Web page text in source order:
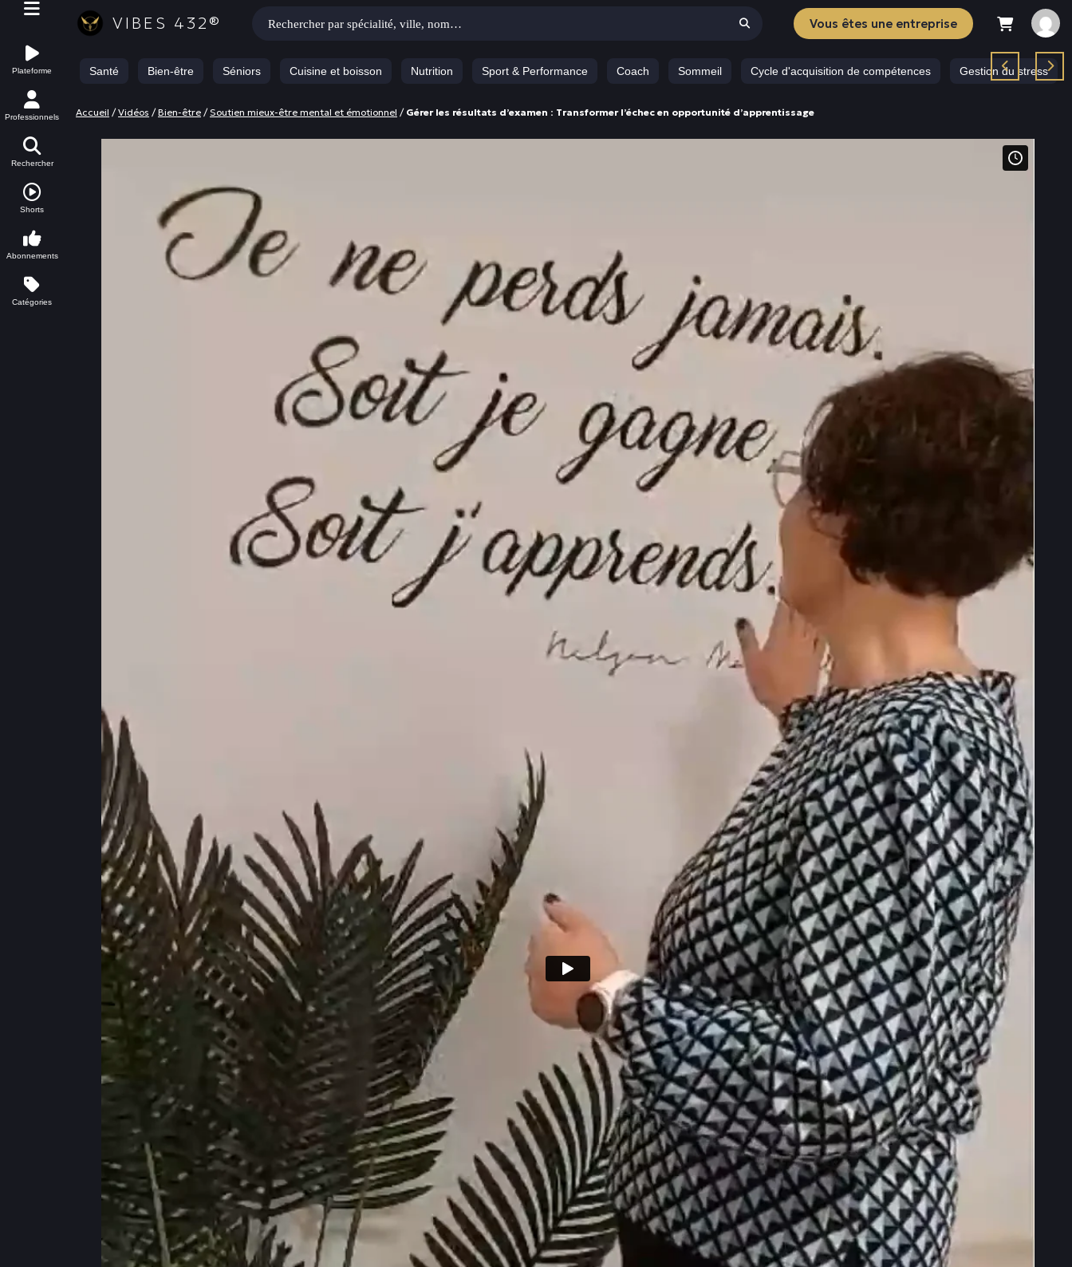
Plateforme
Professionnels
Rechercher
Shorts
Abonnements
Catégories
VIBES 432® Vous êtes une entreprise
Santé Bien-être Séniors Cuisine et boisson Nutrition Sport & Performance Coach Sommeil Cycle d'acquisition de compétences Gestion du stress
Accueil /Vidéos /Bien-être / Soutien mieux-être mental et émotionnel / Gérer les résultats d’examen : Transformer l’échec en opportunité d’apprentissage